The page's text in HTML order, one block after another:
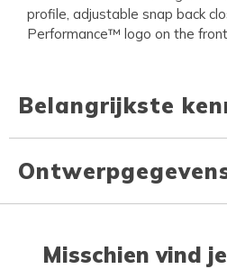
profile, adjustable snap back
Performance™ logo on the front.
Belangrijkste
Misschien vind